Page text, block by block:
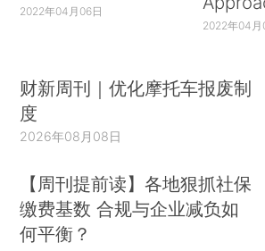
2022年04月06日
2022年04月
财新周刊｜优化摩托车报废制
度
2026年08月08日
【周刊提前读】各地狠抓社保
缴费基数 合规与企业减负如
何平衡？